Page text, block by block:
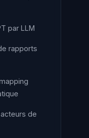
par LLM
rapports
de